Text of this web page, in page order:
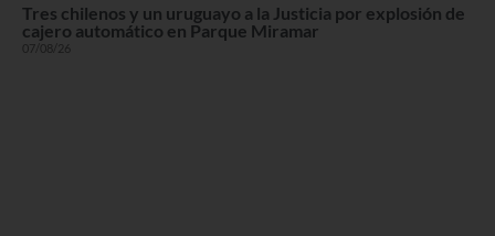
Tres chilenos y un uruguayo a la Justicia por explosión de
cajero automático en Parque Miramar
07/08/26